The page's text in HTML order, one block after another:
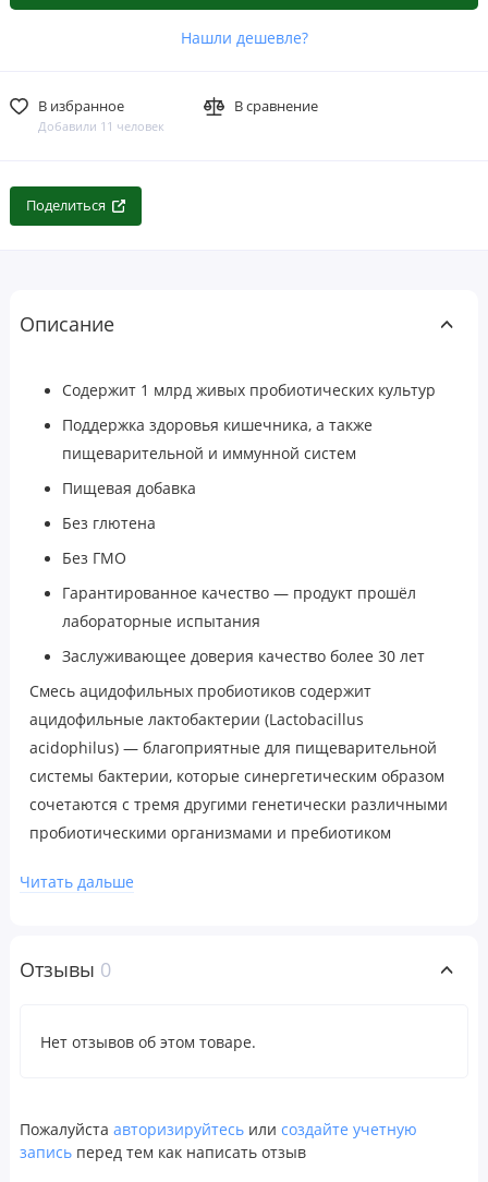
Нашли дешевле?
В избранное
Добавили 11 человек
В сравнение
Поделиться
Описание
Содержит 1 млрд живых пробиотических культур
Поддержка здоровья кишечника, а также
пищеварительной и иммунной систем
Пищевая добавка
Без глютена
Без ГМО
Гарантированное качество — продукт прошёл
лабораторные испытания
Заслуживающее доверия качество более 30 лет
Смесь ацидофильных пробиотиков содержит
ацидофильные лактобактерии (Lactobacillus
acidophilus) — благоприятные для пищеварительной
системы бактерии, которые синергетическим образом
сочетаются с тремя другими генетически различными
пробиотическими организмами и пребиотиком
пробиотиков и здоровью иммунной системы.
одной (1) капсуле в день во время любого приема пищи
зависят от индивидуальных особенностей организма.
Хранить в недоступном для детей месте. Не
использовать при наличии дефектов или нарушении
целостности упаковки. Хранить при комнатной
Читать дальше
Отзывы 0
Нет отзывов об этом товаре.
Пожалуйста авторизируйтесь или создайте учетную
запись перед тем как написать отзыв